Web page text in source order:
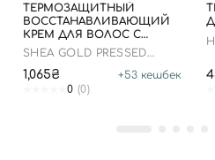
ТЕРМОЗАЩИТНЫЙ
ВОССТАНАВЛИВАЮЩИЙ
КРЕМ ДЛЯ ВОЛОС С
МАСЛОМ ШИ, 150 МЛ
SHEA GOLD PRESSED
TREATMENT
1,065₴ +53 кешбек
0 (0)
Войти с